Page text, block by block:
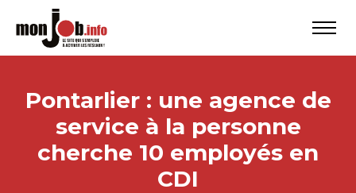
Pontarlier : une agence de
service à la personne
cherche 10 employés en
CDI